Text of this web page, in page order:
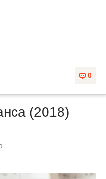
0
(2018)